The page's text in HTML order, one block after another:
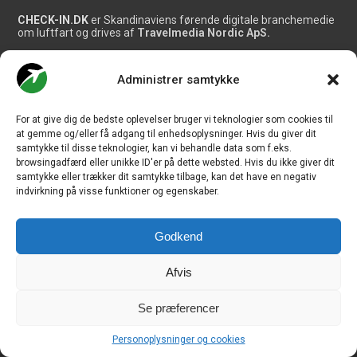
Administrer samtykke
For at give dig de bedste oplevelser bruger vi teknologier som cookies til
at gemme og/eller få adgang til enhedsoplysninger. Hvis du giver dit
samtykke til disse teknologier, kan vi behandle data som f.eks.
browsingadfærd eller unikke ID'er på dette websted. Hvis du ikke giver dit
samtykke eller trækker dit samtykke tilbage, kan det have en negativ
indvirkning på visse funktioner og egenskaber.
Godkend
Afvis
Se præferencer
Personoplysninger og cookies
CHECK-IN.DK er Skandinaviens førende digitale branchemedie
om luftfart og drives af Travelmedia Nordic ApS.
Ole Kirchert Christensen
Redaktionen:
Henrik Baumgarten
Danny Longhi Andreasen
Mathias Majlund Laursen
Salg og jobannoncer:
salg@travelmedianordic.com
Vi tager ansvar for indholdet og er tilmeldt